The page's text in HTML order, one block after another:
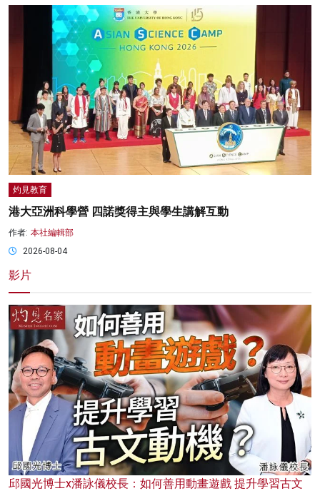
灼見教育
港大亞洲科學營 四諾獎得主與學生講解互動
作者: 本社編輯部
2026-08-04
影片
邱國光博士x潘詠儀校長：如何善用動畫遊戲 提升學習古文